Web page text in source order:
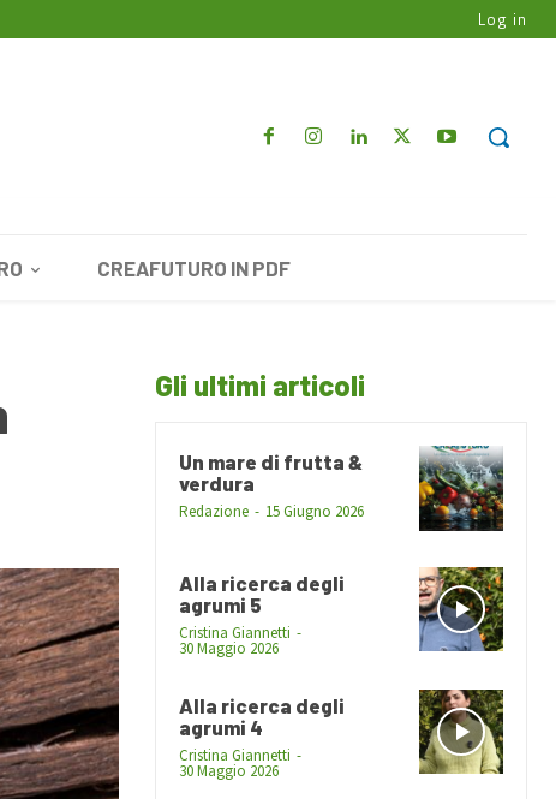
Log in
CREAFUTURO IN PDF
Gli ultimi articoli
Un mare di frutta &
verdura
Redazione - 15 Giugno 2026
Alla ricerca degli
agrumi 5
Cristina Giannetti -
30 Maggio 2026
Alla ricerca degli
agrumi 4
Cristina Giannetti -
30 Maggio 2026